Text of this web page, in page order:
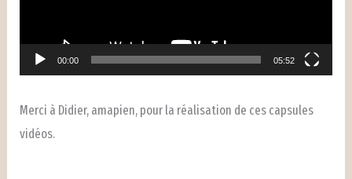
00:00 05:52
Merci à Didier, amapien, pour la réalisation de ces capsules
vidéos.